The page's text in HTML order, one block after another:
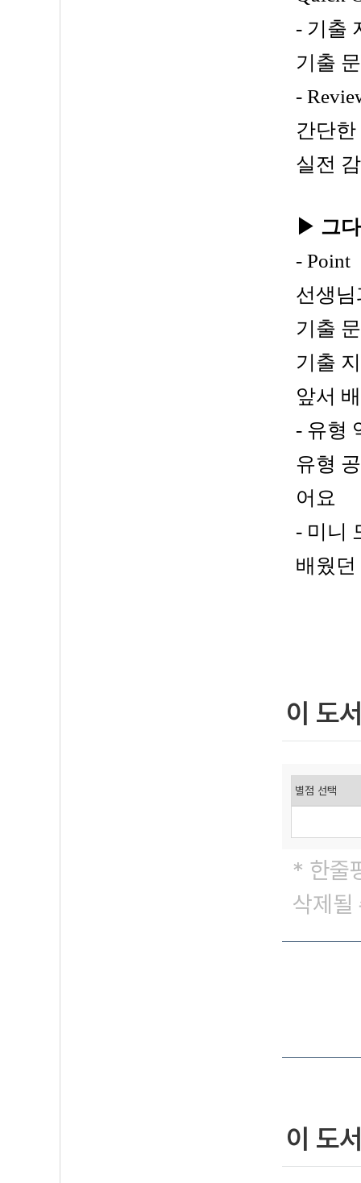
- 기출
기출
-
간단
실전
▶ 그
- Point
선생
기출
기출
앞서
- 유형
유형
어요
- 미니
배웠
이 도
* 한줄
삭제될
이 도